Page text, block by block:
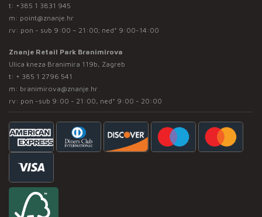
t: +385 1 3831 945
m: point@znanje.hr
rv: pon - sub 9:00 – 21:00; ned* 9:00-14:00
Znanje Retail Park Branimirova
Ulica kneza Branimira 119b, Zagreb
t: + 385 1 2796 541
m: branimirova@znanje.hr
rv: pon -sub 9:00 - 21:00, ned* 9:00 - 20:00